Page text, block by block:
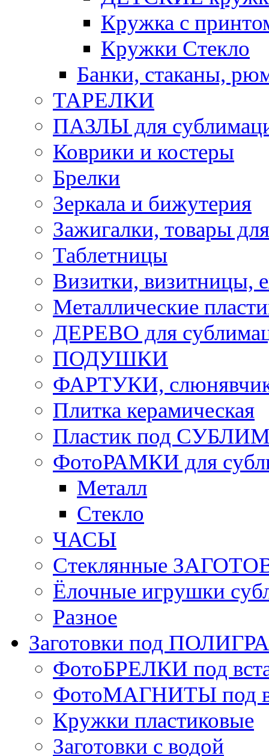
Кружка с
Кружки Стекло
Банки, стаканы,
ТАРЕЛКИ
ПАЗЛЫ для
Коврики и костеры
Брелки
Зеркала и бижутерия
Зажигалки, товары
Таблетницы
Визитки, визитницы,
Металлические
ДЕРЕВО для
ПОДУШКИ
ФАРТУКИ,
Плитка керамическая
Пластик под
ФотоРАМКИ для
Металл
Стекло
ЧАСЫ
Стеклянные
Ёлочные игрушки
Разное
Заготовки под
ФотоБРЕЛКИ под
ФотоМАГНИТЫ под
Кружки пластиковые
Заготовки с водой